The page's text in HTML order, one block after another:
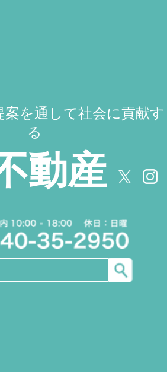
案を通して社会に貢献す
る
動産